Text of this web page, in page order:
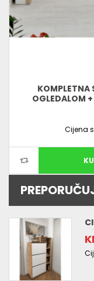
KOMPLETNA
OGLEDALOM
Cijena